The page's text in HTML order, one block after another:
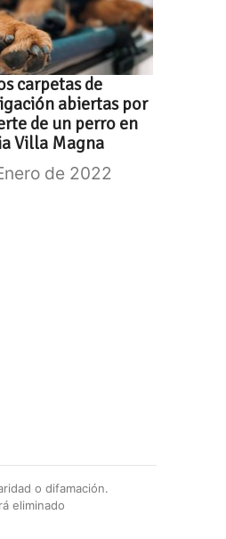
carpetas de
abiertas por
de un perro en
Villa Magna
de 2022
o difamación.
eliminado